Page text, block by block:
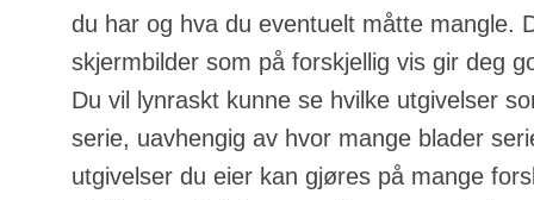
du har og hva du eventuelt måtte mangle.
skjermbilder som på forskjellig vis gir deg
Du vil lynraskt kunne se hvilke utgivelser
serie, uavhengig av hvor mange blader
utgivelser du eier kan gjøres på mange